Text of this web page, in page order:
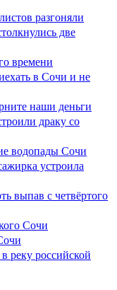
разгоняли
две
времени
в Сочи и не
наши деньги
драку со
водопады Сочи
устроила
выпав с четвёртого
Сочи
реку российской